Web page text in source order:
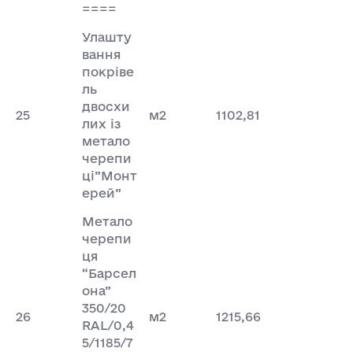
====
25
Улашту
вання
покріве
ль
двосхи
лих із
метало
черепи
ці”Монт
ерей”
м2 1102,81
26
Метало
черепи
ця
“Барсел
она”
350/20
RAL/0,4
5/1185/7
м2 1215,66